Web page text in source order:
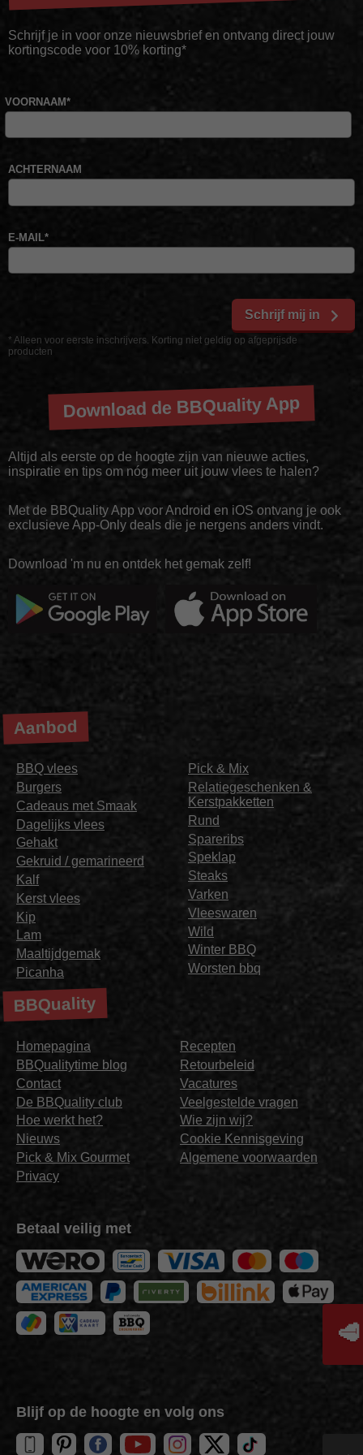
Schrijf je in voor onze nieuwsbrief en ontvang direct jouw
kortingscode voor 10% korting*
* Alleen voor eerste inschrijvers. Korting niet geldig op afgeprijsde
producten
VOORNAAM*
ACHTERNAAM
E-MAIL*
Schrijf mij in
Download de BBQuality App
Altijd als eerste op de hoogte zijn van nieuwe acties,
inspiratie en tips om nóg meer uit jouw vlees te halen?
Met de BBQuality App voor Android en iOS ontvang je ook
exclusieve App-Only deals die je nergens anders vindt.
Download 'm nu en ontdek het gemak zelf!
Aanbod
BBQ vlees
Burgers
Cadeaus met Smaak
Dagelijks vlees
Gehakt
Gekruid / gemarineerd
Kalf
Kerst vlees
Kip
Lam
Maaltijdgemak
Picanha
Pick & Mix
Relatiegeschenken &
Kerstpakketten
Rund
Spareribs
Speklap
Steaks
Varken
Vleeswaren
Wild
Winter BBQ
Worsten bbq
BBQuality
Homepagina
BBQualitytime blog
Contact
De BBQuality club
Hoe werkt het?
Nieuws
Pick & Mix Gourmet
Privacy
Recepten
Retourbeleid
Vacatures
Veelgestelde vragen
Wie zijn wij?
Cookie Kennisgeving
Algemene voorwaarden
Betaal veilig met
Blijf op de hoogte en volg ons
🥩